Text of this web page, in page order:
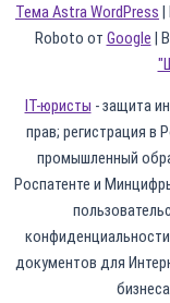
Тема Astra WordPress |
Roboto от Google |
IT-юристы - защита
прав; регистрация в
промышленный
Роспатенте и
документов для